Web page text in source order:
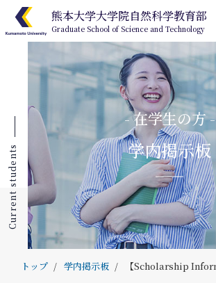
熊本大学大学院自然科学教育部
Graduate School of Science and Technology
- 在学生の方 -
学内掲示板
トップ 学内掲示板
Current students